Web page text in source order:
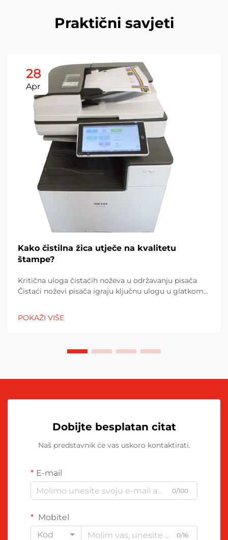
Praktični savjeti
28
Apr
Kako čistilna žica utječe na kvalitetu
štampe?
Kritična uloga čistaćih noževa u održavanju pisača
Čistaći noževi pisača igraju ključnu ulogu u glatkom
za slikanje. Bez njih, toner se postepeno nakuplja i
počinje uticati na...
POKAŽI VIŠE
Dobijte besplatan citat
Naš predstavnik će vas uskoro kontaktirati.
E-mail
0/100
Mobitel
Kod
0/16